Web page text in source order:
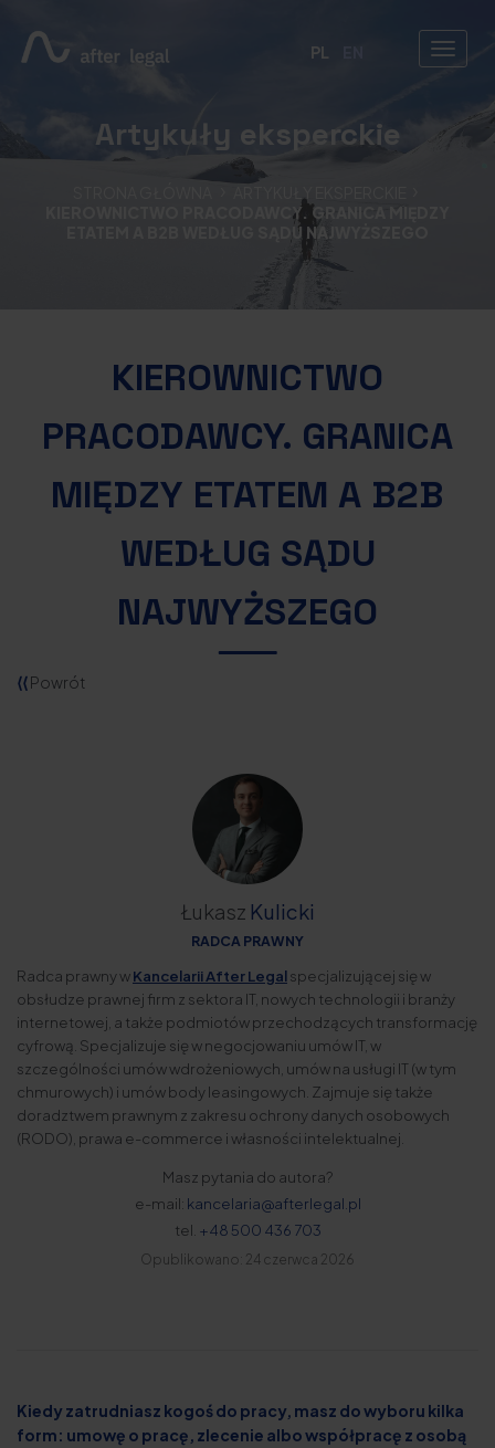
PL
Artykuły eksperckie
KIEROWNICTWO PRACODAWCY. GRANICA MIĘDZY
ETATEM A B2B WEDŁUG SĄDU NAJWYŻSZEGO
KIEROWNICTWO
PRACODAWCY. GRANICA
MIĘDZY ETATEM A B2B
WEDŁUG SĄDU
NAJWYŻSZEGO
⟨⟨Powrót
Łukasz Kulicki
RADCA PRAWNY
Radca prawny wKancelarii After Legalspecjalizującej się w
obsłudze prawnej firm z sektora IT, nowych technologii i branży
internetowej, a także podmiotów przechodzących transformację
cyfrową. Specjalizuje się w negocjowaniu umów IT, w
szczególności umów wdrożeniowych, umów na usługi IT (w tym
chmurowych) i umów body leasingowych. Zajmuje się także
doradztwem prawnym z zakresu ochrony danych osobowych
(RODO), prawa e-commerce i własności intelektualnej.
Masz pytania do autora?
e-mail: kancelaria@afterlegal.pl
tel. +48 500 436 703
Opublikowano: 24 czerwca 2026
Kiedy zatrudniasz kogoś do pracy, masz do wyboru kilka
form: umowę o pracę, zlecenie albo współpracę z osobą